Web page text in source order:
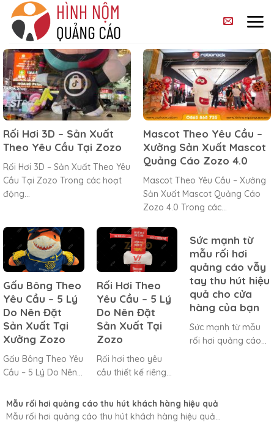
Skip
content
Rối Hơi 3D – Sản Xuất
Theo Yêu Cầu Tại Zozo
Rối Hơi 3D – Sản Xuất Theo Yêu
Cầu Tại Zozo Trong các hoạt
động...
Mascot Theo Yêu Cầu –
Xưởng Sản Xuất Mascot
Quảng Cáo Zozo 4.0
Mascot Theo Yêu Cầu – Xưởng
Sản Xuất Mascot Quảng Cáo
Zozo 4.0 Trong các...
Gấu Bông Theo
Yêu Cầu – 5 Lý
Do Nên Đặt
Sản Xuất Tại
Xưởng Zozo
Gấu Bông Theo Yêu
Cầu – 5 Lý Do Nên
Xưởng...
Rối Hơi Theo
Yêu Cầu – 5 Lý
Do Nên Đặt
Sản Xuất Tại
Zozo
Rối hơi theo yêu
cầu thiết kế riêng
chất liệu bền đẹp,...
Sức mạnh từ
mẫu rối hơi
quảng cáo vẫy
tay thu hút hiệu
quả cho cửa
hàng của bạn
Sức mạnh từ mẫu
rối hơi quảng cáo
Mẫu rối hơi quảng cáo thu hút khách hàng hiệu quả
Mẫu rối hơi quảng cáo thu hút khách hàng hiệu quả...